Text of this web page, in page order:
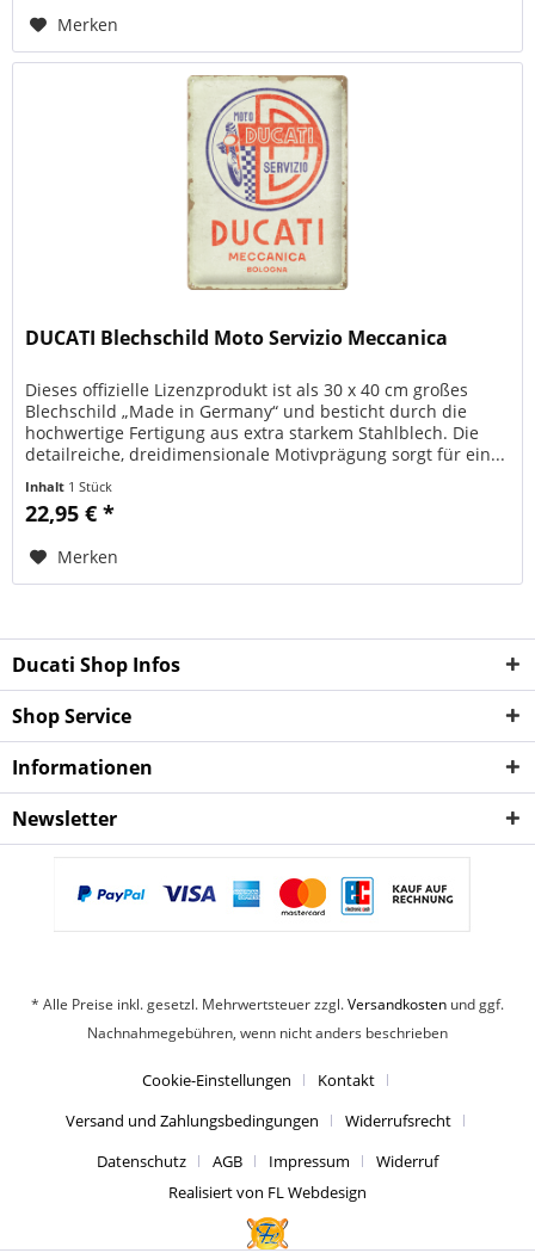
Merken
DUCATI Blechschild Moto Servizio Meccanica
Dieses offizielle Lizenzprodukt ist als 30 x 40 cm großes
Blechschild „Made in Germany“ und besticht durch die
hochwertige Fertigung aus extra starkem Stahlblech. Die
detailreiche, dreidimensionale Motivprägung sorgt für ein...
Inhalt 1 Stück
22,95 € *
Merken
Ducati Shop Infos
Shop Service
Informationen
Newsletter
* Alle Preise inkl. gesetzl. Mehrwertsteuer zzgl.Versandkosten und ggf.
Nachnahmegebühren, wenn nicht anders beschrieben
Cookie-Einstellungen
Kontakt
Versand und Zahlungsbedingungen
Widerrufsrecht
Datenschutz
AGB Impressum
Widerruf
Realisiert von FL Webdesign